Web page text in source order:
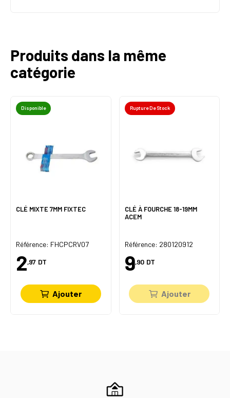
Produits dans la même
catégorie
Disponible
CLÉ MIXTE 7MM FIXTEC
Référence: FHCPCRV07
2,97 DT
Ajouter
Rupture De Stock
CLÉ À FOURCHE 18-19MM
ACEM
Référence: 280120912
9,90 DT
Ajouter